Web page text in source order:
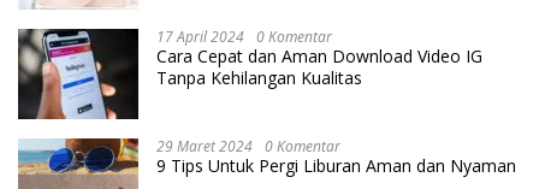
17 April 2024 0 Komentar
Cara Cepat dan Aman Download Video IG
Tanpa Kehilangan Kualitas
29 Maret 2024 0 Komentar
9 Tips Untuk Pergi Liburan Aman dan Nyaman